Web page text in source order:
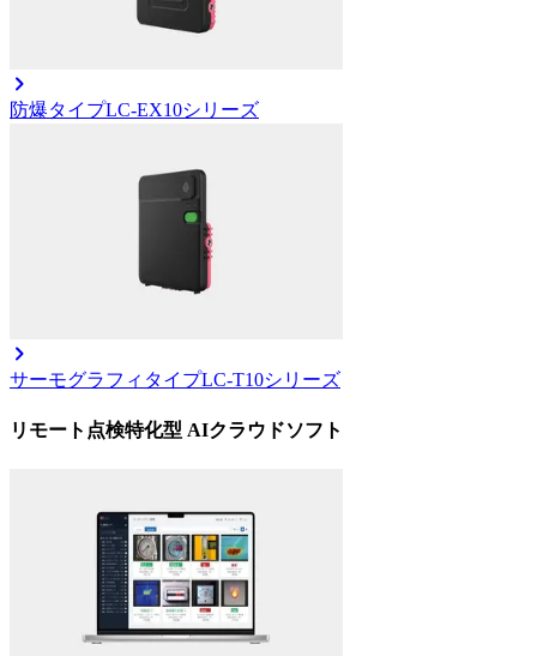
防爆タイプLC-EX10シリーズ
サーモグラフィタイプLC-T10シリーズ
リモート点検特化型 AIクラウドソフト